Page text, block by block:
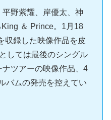
野紫耀、岸優太、神
＆ Prince。1月18
収録した映像作品を皮
しては最後のシングル
ツアーの映像作品、4
バムの発売を控えてい